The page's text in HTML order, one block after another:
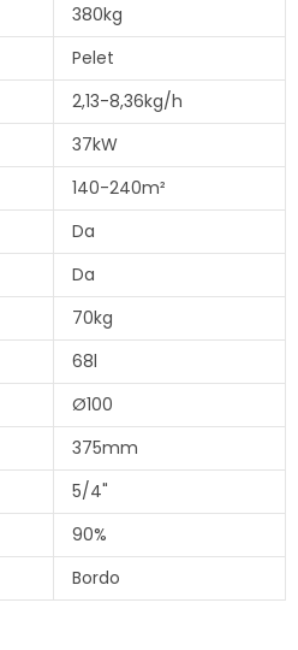
380kg
Pelet
2,13-8,36kg/h
37kW
140-240m²
Da
Da
70kg
68l
Ø100
375mm
5/4"
90%
Bordo